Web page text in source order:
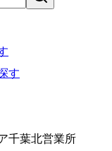
す
千葉北営業所